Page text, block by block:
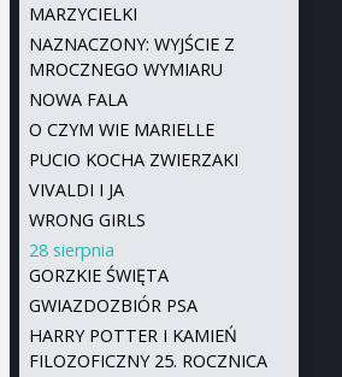
MARZYCIELKI
NAZNACZONY: WYJŚCIE Z
MROCZNEGO WYMIARU
NOWA FALA
O CZYM WIE MARIELLE
PUCIO KOCHA ZWIERZAKI
VIVALDI I JA
WRONG GIRLS
28 sierpnia
GORZKIE ŚWIĘTA
GWIAZDOZBIÓR PSA
HARRY POTTER I KAMIEŃ
FILOZOFICZNY 25. ROCZNICA